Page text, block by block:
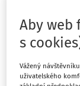
výkonem
nástrojem k
Programy
rozhodnutí
Aby web
s
Vážený
uživatelského